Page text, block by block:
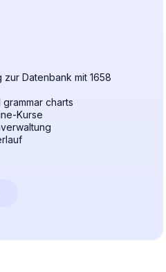
Datenbank mit 1658
charts
Kurse